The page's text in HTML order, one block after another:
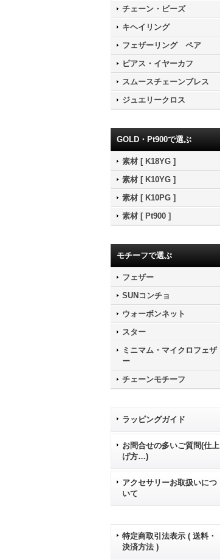
チェーン・ビーズ
キヘイリング
フェザーリング ペア
ピアス・イヤーカフ
スムースチェーンブレス
ジュエリークロス
GOLD・Pt900で選ぶ
素材 [ K18YG ]
素材 [ K10YG ]
素材 [ K10PG ]
素材 [ Pt900 ]
モチーフで選ぶ
フェザー
SUNコンチョ
ウォーボンネット
スター
ミニマム・マイクロフェザ
ー
チェーンモチーフ
ラッピングガイド
お問合せの多いご質問(仕上
げ方…)
アクセサリーお取扱いにつ
いて
特定商取引法表示 ( 送料・
決済方法 )